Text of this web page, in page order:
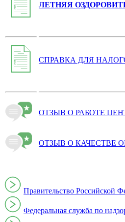
ЛЕТНЯЯ
СПРАВКА ДЛЯ
ОТЗЫВ О РАБОТЕ
ОТЗЫВ О КАЧЕСТВЕ
Правительство Российской
Федеральная служба по